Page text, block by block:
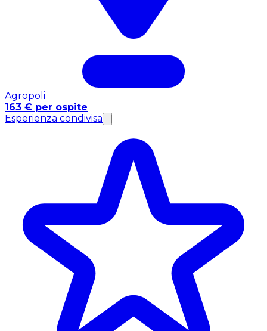
Agropoli
163 € per ospite
Esperienza condivisa